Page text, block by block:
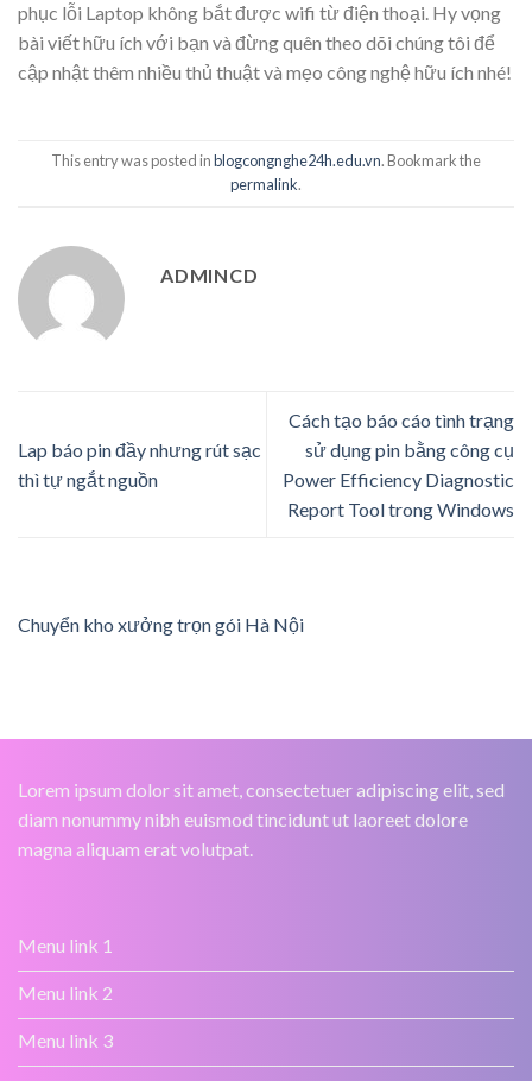
phục lỗi Laptop không bắt được wifi từ điện thoại. Hy vọng
bài viết hữu ích với bạn và đừng quên theo dõi chúng tôi để
cập nhật thêm nhiều thủ thuật và mẹo công nghệ hữu ích nhé!
This entry was posted inblogcongnghe24h.edu.vn. Bookmark the
permalink.
ADMINCD
Lap báo pin đầy nhưng rút sạc
thì tự ngắt nguồn
Cách tạo báo cáo tình trạng
sử dụng pin bằng công cụ
Power Efficiency Diagnostic
Report Tool trong Windows
Chuyển kho xưởng trọn gói Hà Nội
Lorem ipsum dolor sit amet, consectetuer adipiscing elit, sed
diam nonummy nibh euismod tincidunt ut laoreet dolore
magna aliquam erat volutpat.
Menu link 1
Menu link 2
Menu link 3